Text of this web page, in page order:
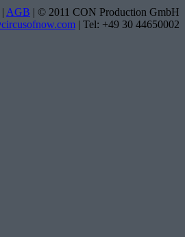
| AGB | © 2011 CON Production GmbH
| Tel: +49 30 44650002